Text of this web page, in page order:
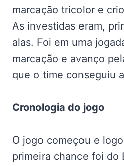
marcação tricolor e
As investidas eram,
alas. Foi em uma
marcação e avanço
que o time conseguiu
Cronologia do jogo
O jogo começou e
primeira chance foi do